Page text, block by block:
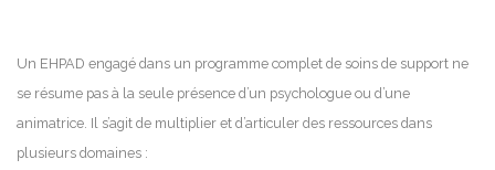
Un EHPAD engagé dans un programme complet de soins de support ne
se résume pas à la seule présence d’un psychologue ou d’une
animatrice. Il s’agit de multiplier et d’articuler des ressources dans
plusieurs domaines :